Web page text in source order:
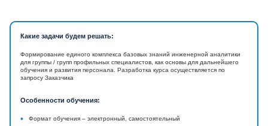
Какие задачи будем решать:
Формирование единого комплекса базовых знаний инженерной аналитики
для группы / групп профильных специалистов, как основы для дальнейшего
обучения и развития персонала. Разработка курса осуществляется по
запросу Заказчика
Особенности обучения:
• Формат обучения – электронный, самостоятельный